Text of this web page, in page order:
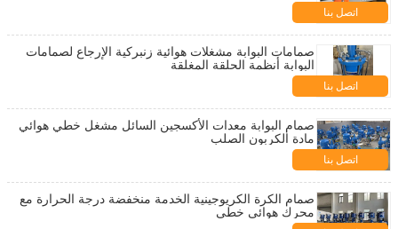
اتصل بنا
صمامات البوابة مشغلات هوائية زنبركية الإرجاع لصمامات
البوابة أنظمة الحلقة المغلقة
اتصل بنا
صمام البوابة معدات الأكسجين السائل مشغل خطي هوائي
مادة الكربون الصلب
اتصل بنا
صمام الكرة الكريوجينية الخدمة منخفضة درجة الحرارة مع
محرك هوائي خطي